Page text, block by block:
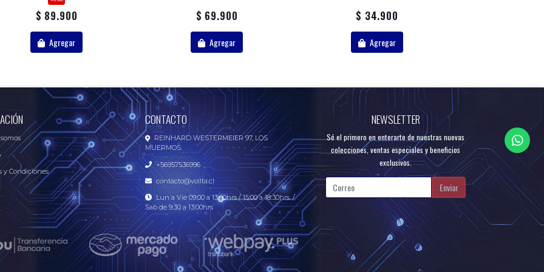
$ 89.900
Agregar
$ 69.900
Agregar
$ 34.900
Agregar
y Condiciones
CONTACTO
REINHARD WESTERMEIER 97, LOS
MUERMOS.
+56957536996
contacto@vollta.cl
Lun a Vie 09:00 a 13:00hrs / 15:00 a 18:30hrs. /
Sab de 9:30 a 13:00hrs
NEWSLETTER
Sé el primero en enterarte de nuestras nuevas
colecciones, ventas especiales y beneficios
exclusivos.
Enviar